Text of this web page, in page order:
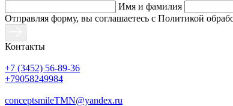
Имя и фамилия
Отправляя форму, вы соглашаетесь с Политикой
Контакты
+7 (3452) 56-89-36
+79058249984
conceptsmileTMN@yandex.ru